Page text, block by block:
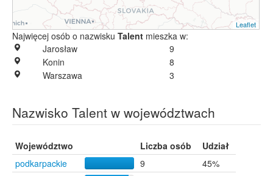
Leaflet
Najwięcej osób o nazwisku Talent mieszka w:
Jarosław
9
Konin
8
Warszawa
3
Nazwisko Talent w województwach
Województwo Liczba osób
Udział
podkarpackie
9
45%